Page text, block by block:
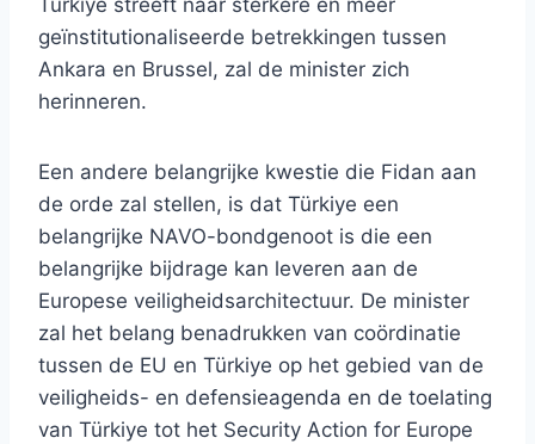
Türkiye streeft naar sterkere en meer
geïnstitutionaliseerde betrekkingen tussen
Ankara en Brussel, zal de minister zich
herinneren.
Een andere belangrijke kwestie die Fidan aan
de orde zal stellen, is dat Türkiye een
belangrijke NAVO-bondgenoot is die een
belangrijke bijdrage kan leveren aan de
Europese veiligheidsarchitectuur. De minister
zal het belang benadrukken van coördinatie
tussen de EU en Türkiye op het gebied van de
veiligheids- en defensieagenda en de toelating
van Türkiye tot het Security Action for Europe